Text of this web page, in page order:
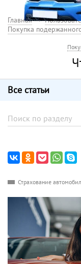
Главная
Покупка
Все статьи
Страхование